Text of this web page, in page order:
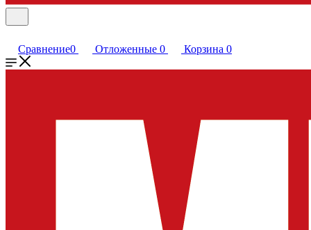
Сравнение0 Отложенные 0 Корзина 0